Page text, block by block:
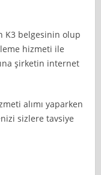
K3 belgesinin olup
hizmeti ile
şirketin internet
alımı yaparken
sizlere tavsiye